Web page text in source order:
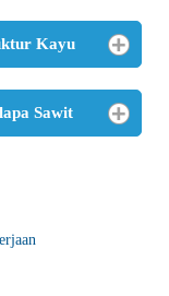
Kayu
Sawit